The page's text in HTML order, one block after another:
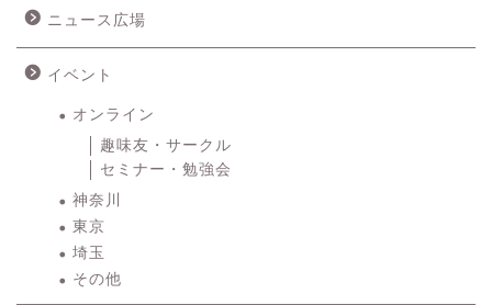
ニュース広場
イベント
オンライン
趣味友・サークル
セミナー・勉強会
神奈川
東京
埼玉
その他